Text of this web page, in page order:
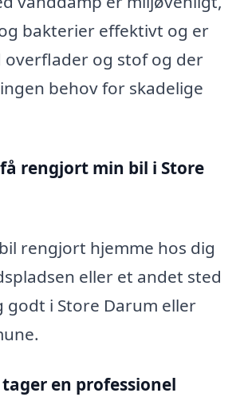
bakterier effektivt og er
overflader og stof og der
behov for skadelige
rengjort min bil i Store
rengjort hjemme hos dig
eller et andet sted
godt i Store Darum eller
en professionel